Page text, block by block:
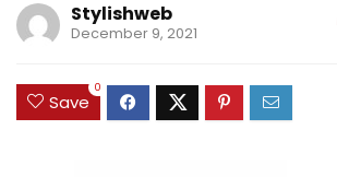
Stylishweb
December 9, 2021
Save
0